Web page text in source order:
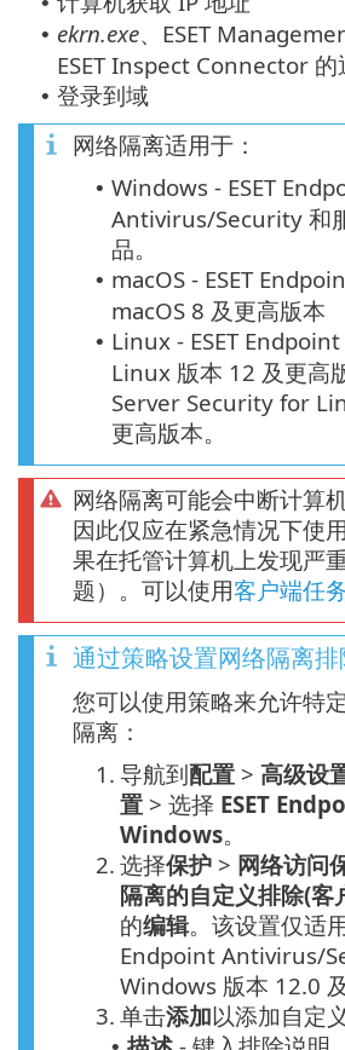
• ekrn.exe、ESET
ESET Inspect Connector 的
• 登录到域
网络隔离适用于：
• Windows - ESET
Antivirus/Security 和
品。
• macOS - ESET
macOS 8 及更高版本
• Linux - ESET
Linux 版本 12 及更高
Server Security for
更高版本。
网络隔离可能会中断计算
因此仅应在紧急情况下使
果在托管计算机上发现严
题）。可以使用客户端任
通过策略设置网络隔离排
您可以使用策略来允许特
隔离：
1. 导航到配置 > 高级设
置 > 选择 ESET
Windows。
2. 选择保护 > 网络访问
隔离的自定义排除(客
的编辑。该设置仅适
Endpoint Antivirus/
Windows 版本 12.0
3. 单击添加以添加自定